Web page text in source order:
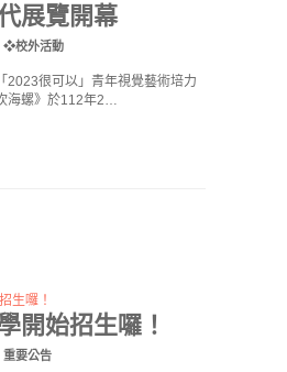
展覽開幕
❖校外活動
2023很可以」青年視覺藝術培力
海螺》於112年2…
開始招生囉！
重要公告